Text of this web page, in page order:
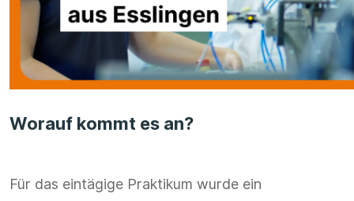
Worauf kommt es an?
Für das eintägige Praktikum wurde ein